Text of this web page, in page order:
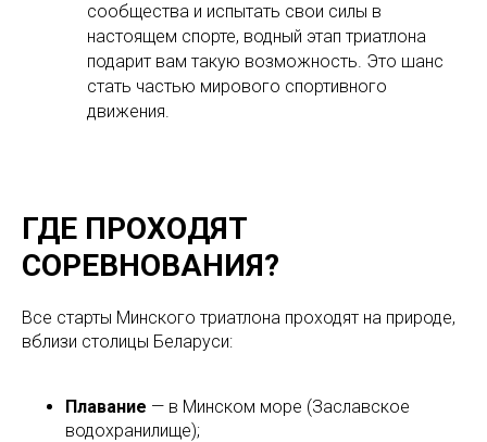
сообщества и испытать свои силы в
настоящем спорте, водный этап триатлона
подарит вам такую возможность. Это шанс
стать частью мирового спортивного
движения.
ГДЕ ПРОХОДЯТ
СОРЕВНОВАНИЯ?
Все старты Минского триатлона проходят на природе,
вблизи столицы Беларуси:
Плавание — в Минском море (Заславское
водохранилище);